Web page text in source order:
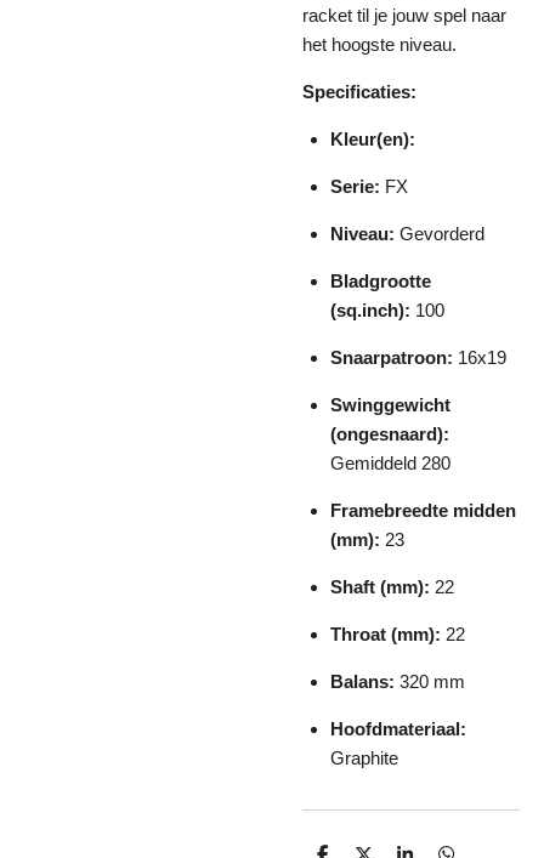
racket til je jouw spel naar
het hoogste niveau.
Specificaties:
Kleur(en):
Serie: FX
Niveau: Gevorderd
Bladgrootte
(sq.inch): 100
Snaarpatroon: 16x19
Swinggewicht
(ongesnaard):
Gemiddeld 280
Framebreedte midden
(mm): 23
Shaft (mm): 22
Throat (mm): 22
Balans: 320 mm
Hoofdmateriaal:
Graphite